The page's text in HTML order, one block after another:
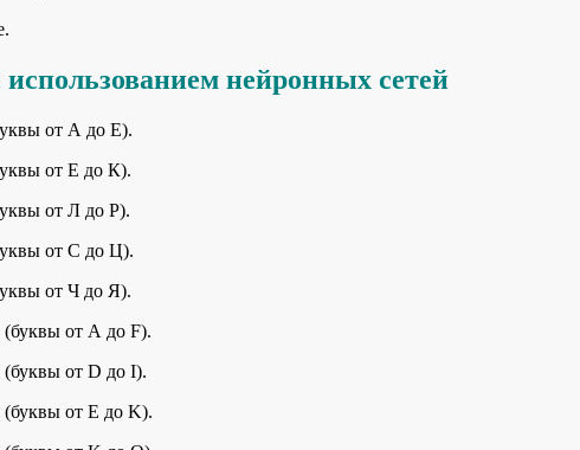
нейронных сетей
от А до Е).
от Е до К).
от Л до Р).
от С до Ц).
от Ч до Я).
(буквы от А до F).
(буквы от D до I).
(буквы от Е до K).